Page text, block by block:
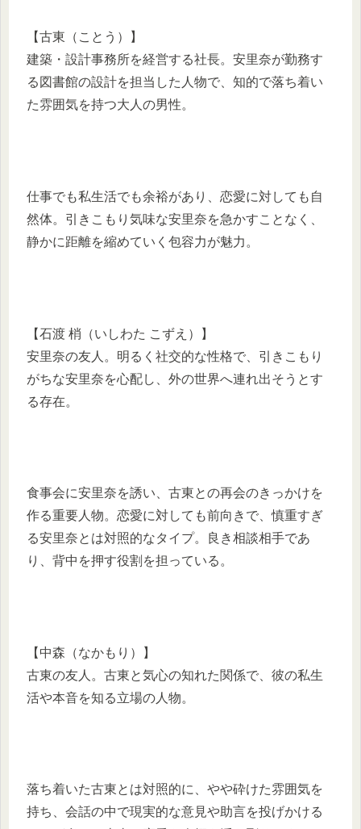
【古東（ことう）】
建築・設計事務所を経営する社長。安里奈が勤務す
る図書館の設計を担当した人物で、知的で落ち着い
た雰囲気を持つ大人の男性。
仕事でも私生活でも余裕があり、恋愛に対しても自
然体。引きこもり気味な安里奈を急かすことなく、
静かに距離を縮めていく包容力が魅力。
【石渡 梢（いしわた こずえ）】
安里奈の友人。明るく社交的な性格で、引きこもり
がちな安里奈を心配し、外の世界へ連れ出そうとす
る存在。
食事会に安里奈を誘い、古東との再会のきっかけを
作る重要人物。恋愛に対しても前向きで、慎重すぎ
る安里奈とは対照的なタイプ。良き相談相手であ
り、背中を押す役割を担っている。
【中森（なかもり）】
古東の友人。古東と気心の知れた関係で、彼の私生
活や本音を知る立場の人物。
落ち着いた古東とは対照的に、やや砕けた雰囲気を
持ち、会話の中で現実的な意見や助言を投げかける